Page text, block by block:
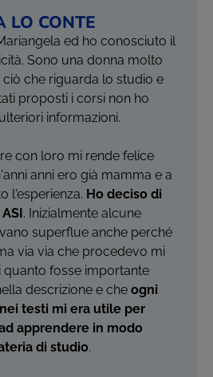
LO CONTE
ed ho conosciuto il
Sono una donna molto
che riguarda lo studio e
proposti i corsi non ho
informazioni.
con loro mi rende felice
anni ero già mamma e a
l'esperienza. Ho deciso di
. Inizialmente alcune
superflue anche perché
via via che procedevo mi
fosse importante
descrizione e che ogni
testi mi era utile per
apprendere in modo
di studio.